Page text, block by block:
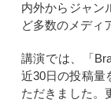
内外からジャン
ど多数のメディ
講演では、「
近30日の投稿量
ただきました。